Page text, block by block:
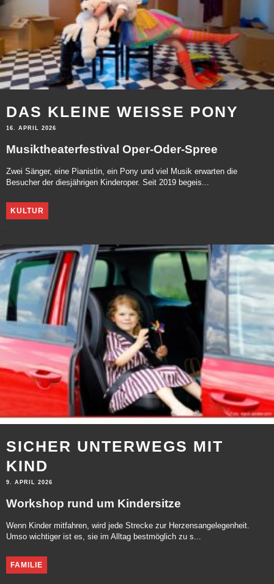
DAS KLEINE WEISSE PONY
16. APRIL 2026
Musiktheaterfestival Oper-Oder-Spree
Zwei Sänger, eine Pianistin, ein Pony und viel Musik erwarten die
Besucher der diesjährigen Kinderoper. Seit 2019 begeis...
KULTUR
SICHER UNTERWEGS MIT
KIND
9. APRIL 2026
Workshop rund um Kindersitze
Wenn Kinder mitfahren, wird jede Strecke zur Herzensangelegenheit.
Umso wichtiger ist es, sie im Alltag bestmöglich zu s...
FAMILIE